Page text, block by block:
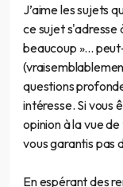
J’aime les sujets
ce sujet s'adresse
beaucoup »...
questions
intéresse. Si vous
opinion à la vue
vous garantis pas
En espérant des